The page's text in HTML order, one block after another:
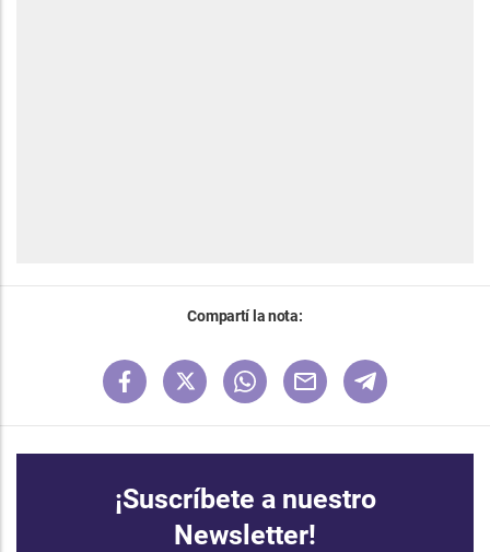
Compartí la nota:
¡Suscríbete a nuestro
Newsletter!